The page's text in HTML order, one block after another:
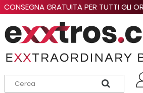
CONSEGNA GRATUITA PER TUTTI GLI